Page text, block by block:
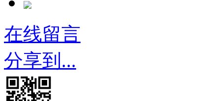
在线留言
分享到...